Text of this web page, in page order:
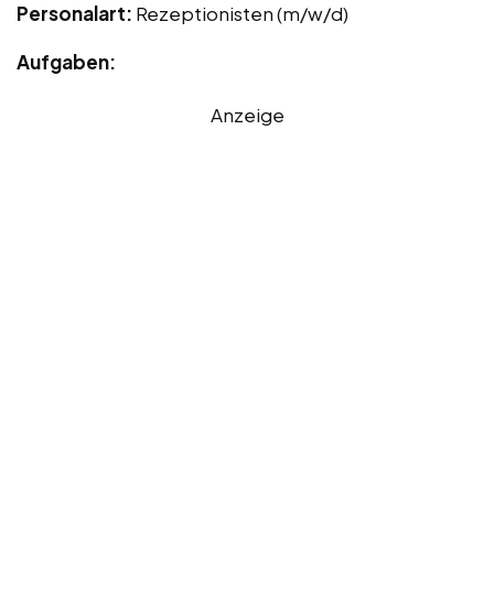
Personalart: Rezeptionisten (m/w/d)
Aufgaben:
Anzeige